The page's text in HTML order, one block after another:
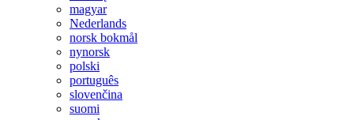
magyar
Nederlands
norsk bokmål
nynorsk
polski
português
slovenčina
suomi